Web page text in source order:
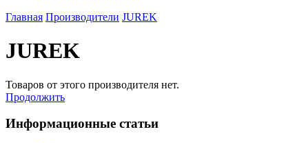
Главная Производители JUREK
JUREK
Товаров от этого производителя нет.
Продолжить
Информационные статьи